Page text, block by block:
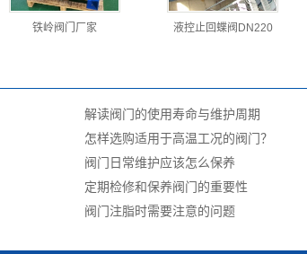
铁岭阀门厂家 液控止回蝶阀DN220
解读阀门的使用寿命与维护周期
怎样选购适用于高温工况的阀门？
阀门日常维护应该怎么保养
定期检修和保养阀门的重要性
阀门注脂时需要注意的问题